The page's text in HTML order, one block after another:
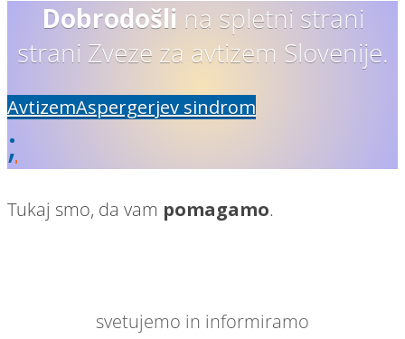
Dobrodošli na spletni strani
strani Zveze za avtizem Slovenije.
AvtizemAspergerjev sindrom
;
Tukaj smo, da vam pomagamo.
svetujemo in informiramo